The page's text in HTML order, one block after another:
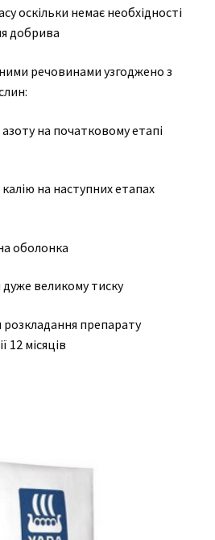
оскільки немає необхідності
добрива
речовинами узгоджено з
на початковому етапі
на наступних етапах
оболонка
великому тиску
розкладання препарату
12 місяців